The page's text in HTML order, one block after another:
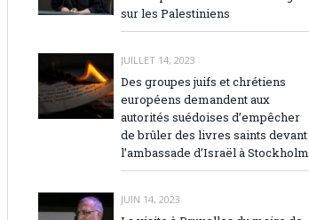
sur les Palestiniens
JUILLET 14, 2023
Des groupes juifs et chrétiens
européens demandent aux
autorités suédoises d’empêcher
de brûler des livres saints devant
l’ambassade d’Israël à Stockholm
JUIN 14, 2023